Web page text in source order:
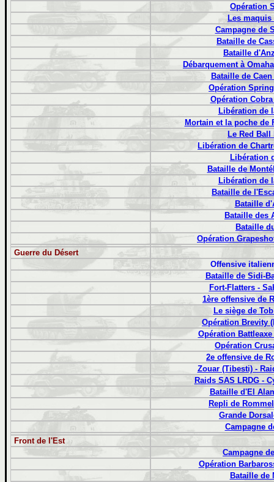
Opération
Les
Campagne de
Bataille de
Bataille
Débarquement à
Bataille de
Opération
Opération
Libération de
Mortain et la poche de
Le Red Ball
Libération de
Libération
Bataille de
Libération de
Bataille de
Bataille
Bataille des
Bataille
Opération
Guerre du Désert
Offensive
Bataille de Sidi-
Fort-Flatters -
1ère offensive de
Le siège de
Opération Brevity
Opération
Opération
2e offensive de
Zouar (Tibesti) -
Raids SAS LRDG -
Bataille d'El
Repli de
Grande
Campagne
Front de l'Est
Campagne
Opération
Bataille de